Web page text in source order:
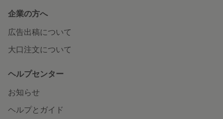
企業の方へ
広告出稿について
大口注文について
ヘルプセンター
お知らせ
ヘルプとガイド